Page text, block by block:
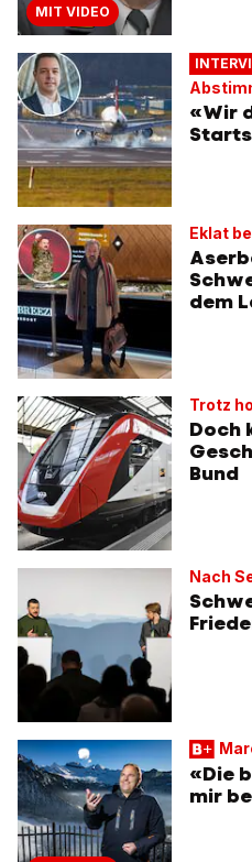
MIT VIDEO
«Wir
Eklat
dem
Trotz
Doch
Bund
Nach
«Die
mir